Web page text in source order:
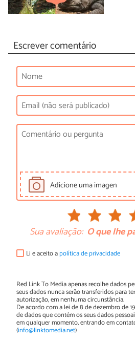
Escrever comentário
Adicione uma imagen
Sua avaliação: O que lhe
Li e aceito apolítica de privacidade
Red Link To Media apenas recolhe dados
seus dados nunca serão transferidos para
autorização, em nenhuma circunstância.
De acordo com a lei de 8 de dezembro de
de dados que contém os seus dados
em qualquer momento, entrando em
(info@linktomedia.net)